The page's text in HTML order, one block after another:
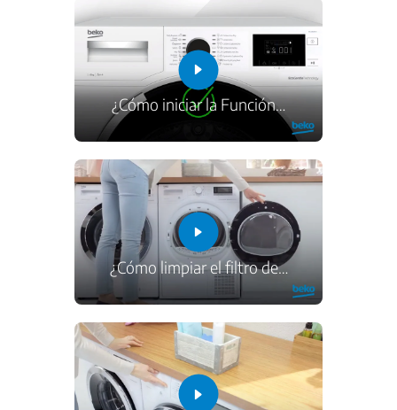
¿Cómo iniciar la Función…
¿Cómo limpiar el filtro de…